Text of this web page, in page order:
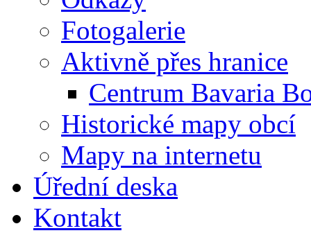
Fotogalerie
Aktivně přes hranice
Centrum Bavaria
Historické mapy obcí
Mapy na internetu
Úřední deska
Kontakt